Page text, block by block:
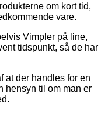
om kort tid,
vare.
Vimpler på line,
tidspunkt, så de har
at der handles for en
hensyn til om man er